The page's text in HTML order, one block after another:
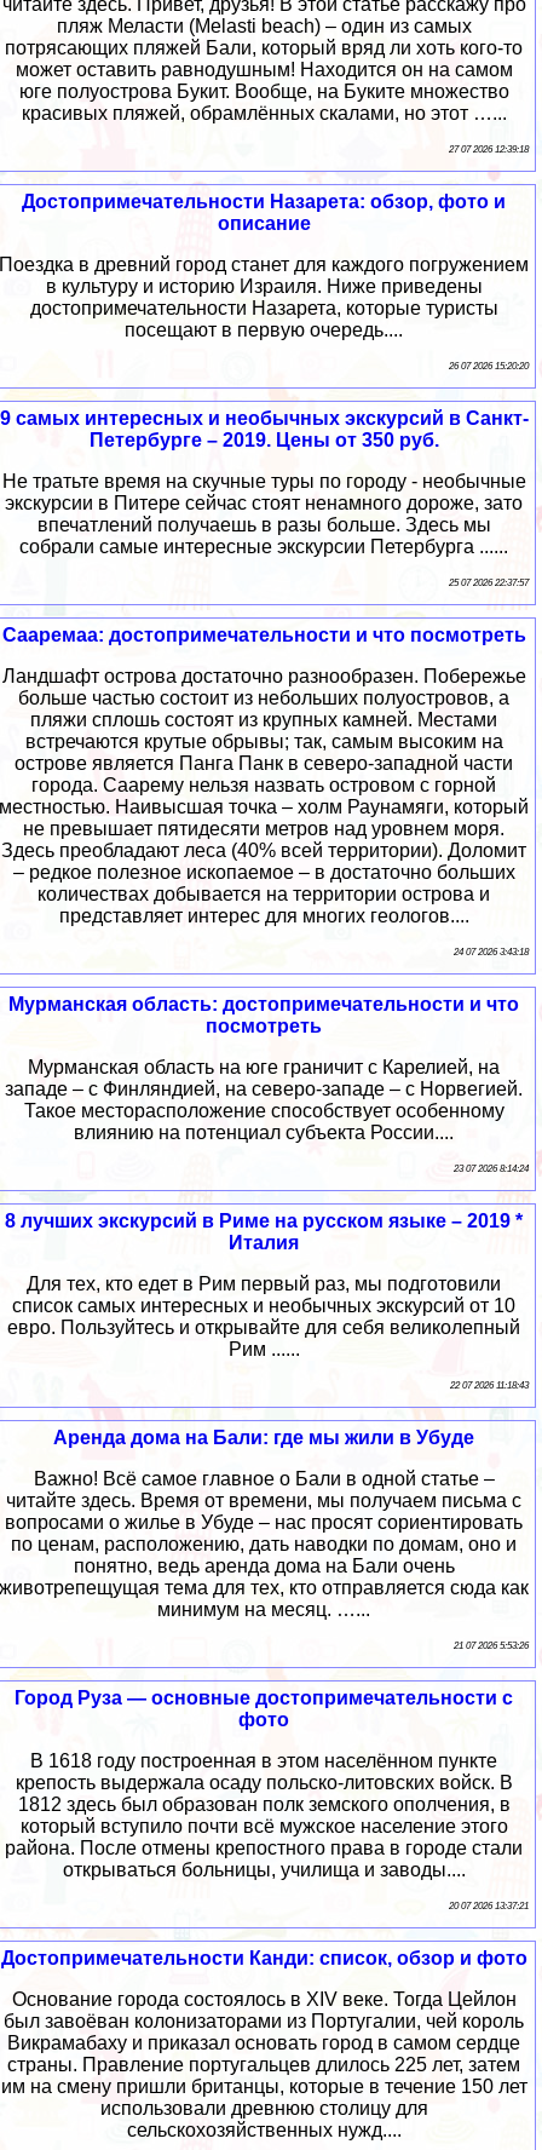
читайте здесь. Привет, друзья! В этой статье расскажу про
пляж Меласти (Melasti beach) – один из самых
потрясающих пляжей Бали, который вряд ли хоть кого-то
может оставить равнодушным! Находится он на самом
юге полуострова Букит. Вообще, на Буките множество
красивых пляжей, обрамлённых скалами, но этот …...
27 07 2026 12:39:18
Достопримечательности Назарета: обзор, фото и
описание
Поездка в древний город станет для каждого погружением
в культуру и историю Израиля. Ниже приведены
достопримечательности Назарета, которые туристы
посещают в первую очередь....
26 07 2026 15:20:20
9 самых интересных и необычных экскурсий в Санкт-
Петербурге – 2019. Цены от 350 руб.
Не тратьте время на скучные туры по городу - необычные
экскурсии в Питере сейчас стоят ненамного дороже, зато
впечатлений получаешь в разы больше. Здесь мы
собрали самые интересные экскурсии Петербурга ......
25 07 2026 22:37:57
Сааремаа: достопримечательности и что посмотреть
Ландшафт острова достаточно разнообразен. Побережье
больше частью состоит из небольших полуостровов, а
пляжи сплошь состоят из крупных камней. Местами
встречаются крутые обрывы; так, самым высоким на
острове является Панга Панк в северо-западной части
города. Саарему нельзя назвать островом с горной
местностью. Наивысшая точка – холм Раунамяги, который
не превышает пятидесяти метров над уровнем моря.
Здесь преобладают леса (40% всей территории). Доломит
– редкое полезное ископаемое – в достаточно больших
количествах добывается на территории острова и
представляет интерес для многих геологов....
24 07 2026 3:43:18
Мурманская область: достопримечательности и что
посмотреть
Мурманская область на юге граничит с Карелией, на
западе – с Финляндией, на северо-западе – с Норвегией.
Такое месторасположение способствует особенному
влиянию на потенциал субъекта России....
23 07 2026 8:14:24
8 лучших экскурсий в Риме на русском языке – 2019 *
Италия
Для тех, кто едет в Рим первый раз, мы подготовили
список самых интересных и необычных экскурсий от 10
евро. Пользуйтесь и открывайте для себя великолепный
Рим ......
22 07 2026 11:18:43
Аренда дома на Бали: где мы жили в Убуде
Важно! Всё самое главное о Бали в одной статье –
читайте здесь. Время от времени, мы получаем письма с
вопросами о жилье в Убуде – нас просят сориентировать
по ценам, расположению, дать наводки по домам, оно и
понятно, ведь аренда дома на Бали очень
животрепещущая тема для тех, кто отправляется сюда как
минимум на месяц. …...
21 07 2026 5:53:26
Город Руза — основные достопримечательности с
фото
В 1618 году построенная в этом населённом пункте
крепость выдержала осаду польско-литовских войск. В
1812 здесь был образован полк земского ополчения, в
который вступило почти всё мужское население этого
района. После отмены крепостного права в городе стали
открываться больницы, училища и заводы....
20 07 2026 13:37:21
Достопримечательности Канди: список, обзор и фото
Основание города состоялось в XIV веке. Тогда Цейлон
был завоёван колонизаторами из Португалии, чей король
Викрамабаху и приказал основать город в самом сердце
страны. Правление португальцев длилось 225 лет, затем
им на смену пришли британцы, которые в течение 150 лет
использовали древнюю столицу для
сельскохозяйственных нужд....